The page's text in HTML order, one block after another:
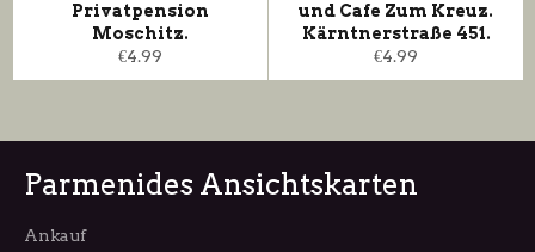
Privatpension
Moschitz.
Normaler
Preis
€4.99
und Cafe Zum Kreuz.
Kärntnerstraße 451.
Normaler
Preis
€4.99
Parmenides Ansichtskarten
Ankauf